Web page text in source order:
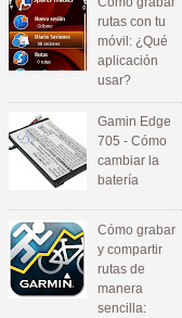
rutas con tu
móvil: ¿Qué
aplicación
usar?
Gamin Edge
705 - Cómo
cambiar la
batería
Cómo grabar
y compartir
rutas de
manera
sencilla: